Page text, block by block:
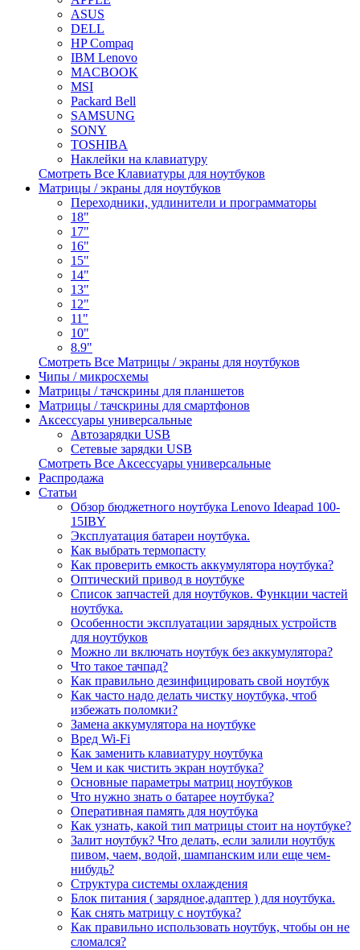
ASUS
DELL
HP Compaq
IBM Lenovo
MACBOOK
MSI
Packard Bell
SAMSUNG
SONY
TOSHIBA
Наклейки на клавиатуру
Смотреть Все Клавиатуры для ноутбуков
Матрицы / экраны для ноутбуков
Переходники, удлинители и программаторы
18"
17"
16"
15"
14"
13"
12"
11"
10"
8.9"
Смотреть Все Матрицы / экраны для ноутбуков
Чипы / микросхемы
Матрицы / тачскрины для планшетов
Матрицы / тачскрины для смартфонов
Аксессуары универсальные
Автозарядки USB
Сетевые зарядки USB
Смотреть Все Аксессуары универсальные
Распродажа
Статьи
Обзор бюджетного ноутбука Lenovo Ideapad 100-
15IBY
Эксплуатация батареи ноутбука.
Как выбрать термопасту
Как проверить емкость аккумулятора ноутбука?
Оптический привод в ноутбуке
Список запчастей для ноутбуков. Функции частей
ноутбука.
Особенности эксплуатации зарядных устройств
для ноутбуков
Можно ли включать ноутбук без аккумулятора?
Что такое тачпад?
Как правильно дезинфицировать свой ноутбук
Как часто надо делать чистку ноутбука, чтоб
избежать поломки?
Замена аккумулятора на ноутбуке
Вред Wi-Fi
Как заменить клавиатуру ноутбука
Чем и как чистить экран ноутбука?
Основные параметры матриц ноутбуков
Что нужно знать о батарее ноутбука?
Оперативная память для ноутбука
Как узнать, какой тип матрицы стоит на ноутбуке?
Залит ноутбук? Что делать, если залили ноутбук
пивом, чаем, водой, шампанским или еще чем-
нибудь?
Структура системы охлаждения
Блок питания ( зарядное,адаптер ) для ноутбука.
Как снять матрицу с ноутбука?
Как правильно использовать ноутбук, чтобы он не
сломался?